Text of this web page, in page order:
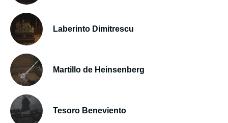
Laberinto Dimitrescu
Martillo de Heinsenberg
Tesoro Beneviento